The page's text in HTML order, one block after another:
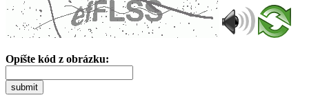
Opíšte kód z obrázku:
submit